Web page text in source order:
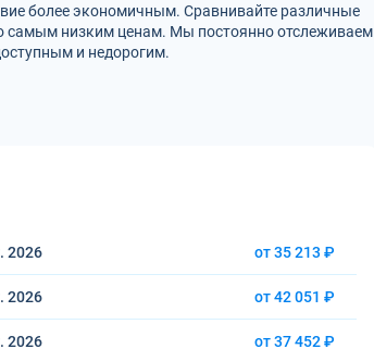
более экономичным. Сравнивайте различные
самым низким ценам. Мы постоянно отслеживаем
и недорогим.
2026 от 35 213 ₽
2026 от 42 051 ₽
2026 от 37 452 ₽